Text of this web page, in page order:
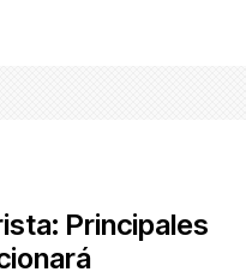
Principales